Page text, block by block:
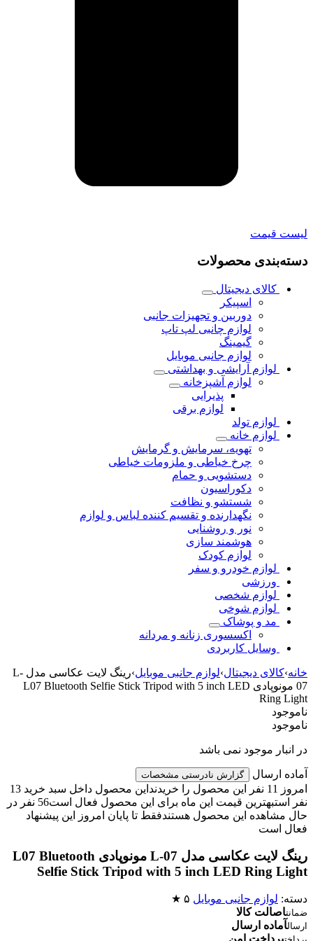
قیمت
محصولات
کالای دیجیتال
اسپیکر
دوربین و تجهیزات جانبی
لوازم چانبی لپ تاپ
گیمینگ
لوازم جانبی موبایل
لوازم آرایشی و بهداشتی
لوازم آشپزخانه
پذیرایی
لوازم برقی
لوازم تولد
لوازم خانه
تهویه، سرمایش و گرمایش
چرخ خیاطی و ملزومات خیاطی
دستشویی و حمام
دکوراسیون
شستشو و نظافت
نگهدارنده و تقسیم کننده لباس و لوازم
نور و روشنایی
هوشمند سازی
لوازم کودک
لوازم خودرو و سفر
ورزشی
لوازم شخصی
لوازم شوخی
مد و پوشاک
اکسسوری زنانه و مردانه
وسایل کاربردی
کالای دیجیتال›لوازم جانبی موبایل›
رینگ لایت عکاسی مدل L-
07 مونوپادی L07 Bluetooth Selfie Stick Tripod with 5 inch LED
Ring
موجود نمی باشد
ارسال گزارش نادرستی مشخصات
این محصول داخل سبد خرید 13
بهترین قیمت این ماه برای این محصول فعال است
56 نفر در
این محصول هستند فقط تا پایان امروز این پیشنهاد
است
رینگ لایت عکاسی مدل L-07 مونوپادی L07 Bluetooth
Selfie Stick Tripod with 5 inch LED Ring
لوازم جانبی موبایل ۵ ★
اصالت کالا
ارسال